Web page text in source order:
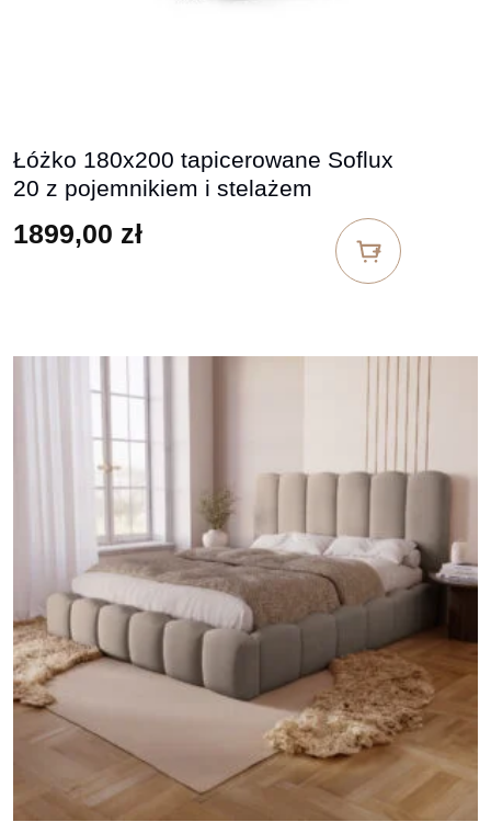
Łóżko 180x200 tapicerowane Soflux
20 z pojemnikiem i stelażem
1899,00 zł